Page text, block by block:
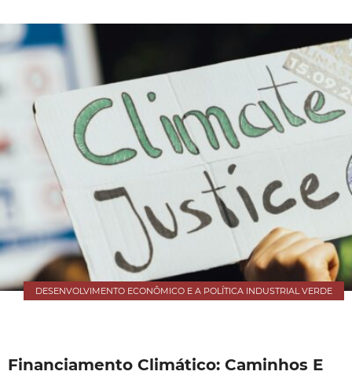
DESENVOLVIMENTO ECONÔMICO E A POLÍTICA INDUSTRIAL VERDE
Financiamento Climático: Caminhos E